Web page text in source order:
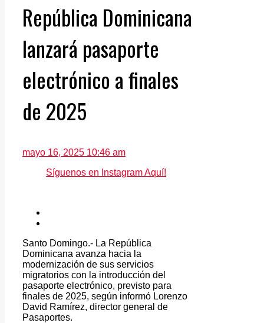
República Dominicana
lanzará pasaporte
electrónico a finales
de 2025
mayo 16, 2025 10:46 am
Síguenos en Instagram Aquí!
Santo Domingo.- La República
Dominicana avanza hacia la
modernización de sus servicios
migratorios con la introducción del
pasaporte electrónico, previsto para
finales de 2025, según informó Lorenzo
David Ramírez, director general de
Pasaportes.